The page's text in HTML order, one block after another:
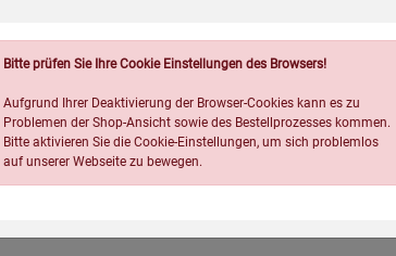
Bitte prüfen Sie Ihre Cookie Einstellungen des Browsers!
Aufgrund Ihrer Deaktivierung der Browser-Cookies kann es zu
Problemen der Shop-Ansicht sowie des Bestellprozesses kommen.
Bitte aktivieren Sie die Cookie-Einstellungen, um sich problemlos
auf unserer Webseite zu bewegen.